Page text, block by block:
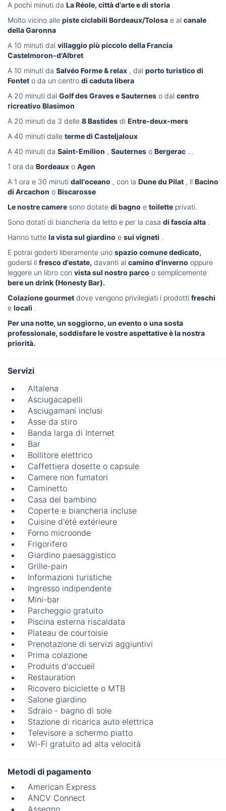
A pochi minuti da La Réole, città d'arte e di storia .
Molto vicino alle piste ciclabili Bordeaux/Tolosa e al canale
della Garonna
A 10 minuti dal villaggio più piccolo della Francia
Castelmoron-d'Albret
A 10 minuti da Salvéo Forme & relax , dal porto turistico di
Fontet o da un centro di caduta libera
A 20 minuti dal Golf des Graves e Sauternes o dal centro
ricreativo Blasimon
A 20 minuti da 3 delle 8 Bastides di Entre-deux-mers
A 40 minuti dalle terme di Casteljaloux
A 40 minuti da Saint-Emilion , Sauternes o Bergerac ...
1 ora da Bordeaux o Agen
A 1 ora e 30 minuti dall'oceano , con la Dune du Pilat , il Bacino
di Arcachon o Biscarosse
Le nostre camere sono dotate di bagno e toilette privati.
Sono dotati di biancheria da letto e per la casa di fascia alta .
Hanno tutte la vista sul giardino e sui vigneti .
E potrai goderti liberamente uno spazio comune dedicato,
godersi il fresco d'estate, davanti al camino d'inverno oppure
leggere un libro con vista sul nostro parco o semplicemente
bere un drink (Honesty Bar).
Colazione gourmet dove vengono privilegiati i prodotti freschi
e locali .
Per una notte, un soggiorno, un evento o una sosta
professionale, soddisfare le vostre aspettative è la nostra
priorità.
Servizi
Altalena
Asciugacapelli
Asciugamani inclusi
Asse da stiro
Banda larga di Internet
Bar
Bollitore elettrico
Caffettiera dosette o capsule
Camere non fumatori
Caminetto
Casa del bambino
Coperte e biancheria incluse
Cuisine d'été extérieure
Forno microonde
Frigorifero
Giardino paesaggistico
Grille-pain
Informazioni turistiche
Ingresso indipendente
Mini-bar
Parcheggio gratuito
Piscina esterna riscaldata
Plateau de courtoisie
Prenotazione di servizi aggiuntivi
Prima colazione
Produits d'accueil
Restauration
Ricovero biciclette o MTB
Salone giardino
Sdraio - bagno di sole
Stazione di ricarica auto elettrica
Televisore a schermo piatto
Wi-Fi gratuito ad alta velocità
Metodi di pagamento
American Express
ANCV Connect